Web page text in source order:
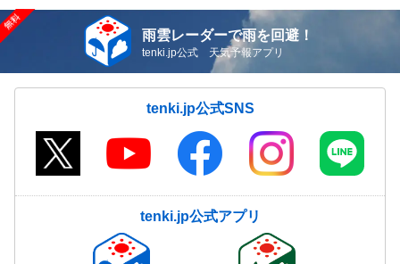
雨雲レーダーで雨を回避！
tenki.jp公式 天気予報アプリ
tenki.jp公式SNS
tenki.jp公式アプリ